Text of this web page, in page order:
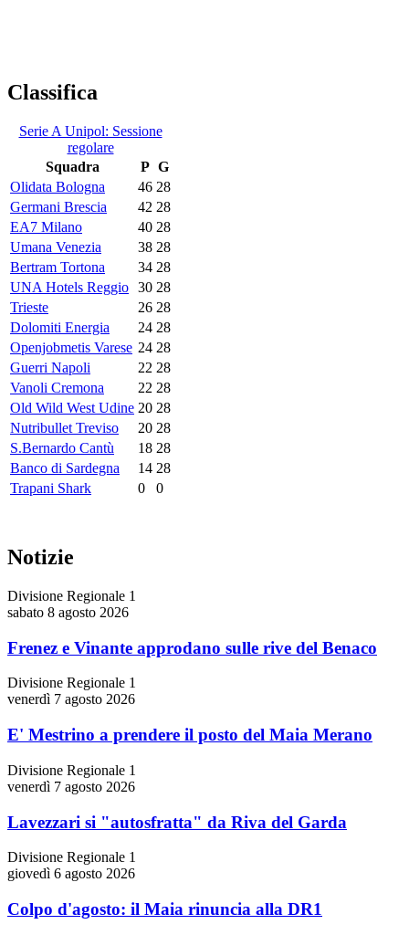
Classifica
Serie A Unipol: Sessione
regolare
Squadra
P G
Olidata Bologna
46 28
Germani Brescia
42 28
EA7 Milano
40 28
Umana Venezia
38 28
Bertram Tortona
34 28
UNA Hotels Reggio 30 28
Trieste
26 28
Dolomiti Energia
24 28
Openjobmetis Varese 24 28
Guerri Napoli
22 28
Vanoli Cremona
22 28
Old Wild West Udine 20 28
Nutribullet Treviso
20 28
S.Bernardo Cantù
18 28
Banco di Sardegna
14 28
Trapani Shark
0 0
Notizie
Divisione Regionale 1
sabato 8 agosto 2026
Frenez e Vinante approdano sulle rive del Benaco
Divisione Regionale 1
venerdì 7 agosto 2026
E' Mestrino a prendere il posto del Maia Merano
Divisione Regionale 1
venerdì 7 agosto 2026
Lavezzari si "autosfratta" da Riva del Garda
Divisione Regionale 1
giovedì 6 agosto 2026
Colpo d'agosto: il Maia rinuncia alla DR1